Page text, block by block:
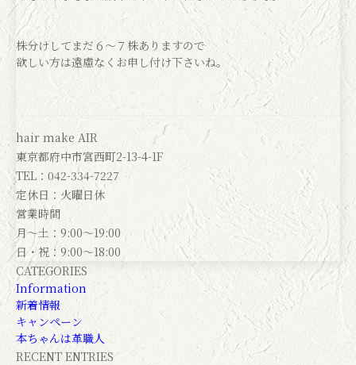
株分けしてまだ６〜７株ありますので
欲しい方は遠慮なくお申し付け下さいね。
hair make AIR
東京都府中市宮西町2-13-4-1F
TEL：042-334-7227
定休日：火曜日休
営業時間
月～土：9:00～19:00
日・祝：9:00～18:00
CATEGORIES
Information
新着情報
キャンペーン
本ちゃんは革職人
RECENT ENTRIES